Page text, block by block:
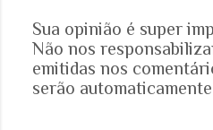
P
o
s
Sua opinião é super
Não nos
emitidas nos
serão